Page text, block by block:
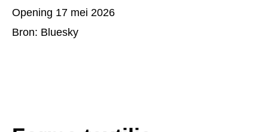
Opening 17 mei 2026
Bron: Bluesky